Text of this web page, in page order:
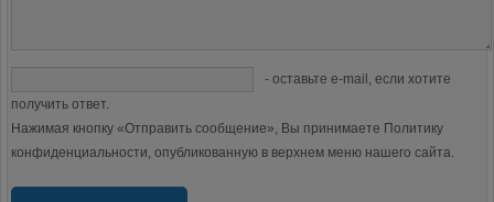
- оставьте e-mail, если хотите
получить ответ.
Нажимая кнопку «Отправить сообщение», Вы принимаете Политику
конфиденциальности, опубликованную в верхнем меню нашего сайта.